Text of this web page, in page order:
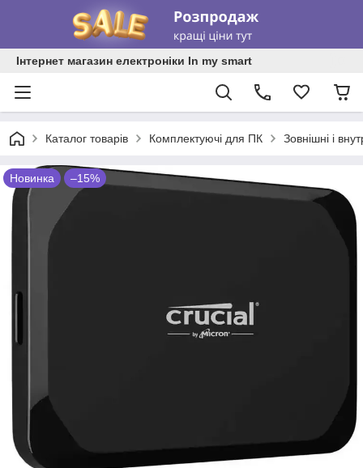
Інтернет магазин електроніки In my smart
Каталог товарів Комплектуючі для ПК Зовнішні і
Новинка –15%